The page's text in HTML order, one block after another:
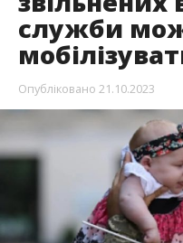
служби
Опубліковано 21.10.2023